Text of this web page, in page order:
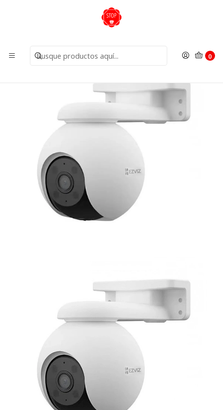
0
Cámaras Cámaras IP
Camara IP WiFi H8 Pro 2K Luz y Audio CS-H8-R100-